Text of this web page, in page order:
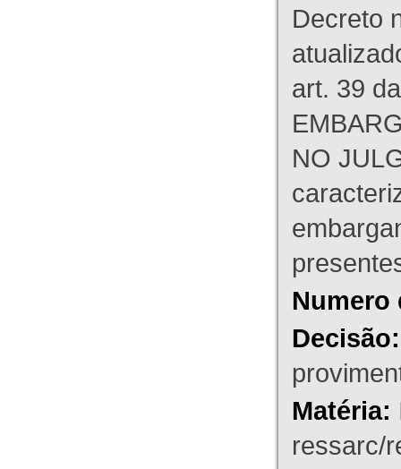
Decreto
art. 39
NO
Numero
Decisão:
Matéria:
ressarc/